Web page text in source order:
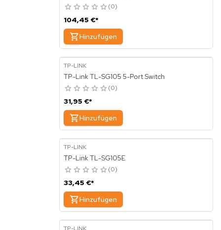
0
104,45 €*
Hinzufügen
TP-LINK
TP-Link TL-SG105 5-Port Switch
0
31,95 €*
Hinzufügen
TP-LINK
TP-Link TL-SG105E
0
33,45 €*
Hinzufügen